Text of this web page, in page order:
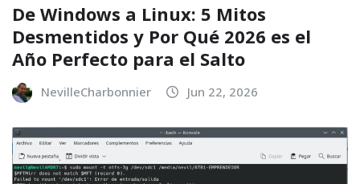
De Windows a Linux: 5 Mitos
Desmentidos y Por Qué 2026 es el
Año Perfecto para el Salto
NevilleCharbonnier Jun 22, 2026